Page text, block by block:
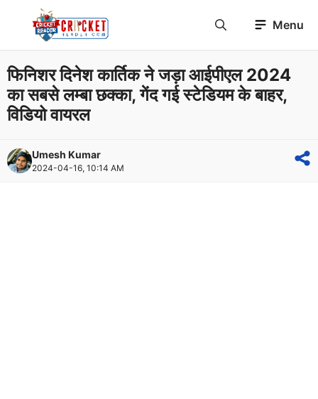
Menu
फिनिशर दिनेश कार्तिक ने जड़ा आईपीएल 2024
का सबसे लम्बा छक्का, गेंद गई स्टेडियम के बाहर,
विडियो वायरल
Umesh Kumar
2024-04-16, 10:14 AM